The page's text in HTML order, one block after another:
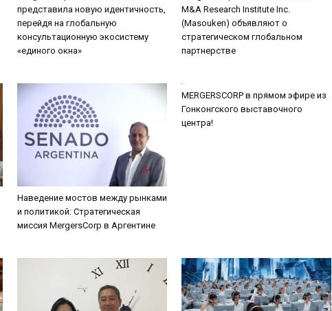
представила новую идентичность,
перейдя на глобальную
консультационную экосистему
«единого окна»
M&A Research Institute Inc.
(Masouken) объявляют о
стратегическом глобальном
партнерстве
Наведение мостов между рынками
и политикой: Стратегическая
миссия MergersCorp в Аргентине
MERGERSCORP в прямом эфире из
Гонконгского выставочного
центра!